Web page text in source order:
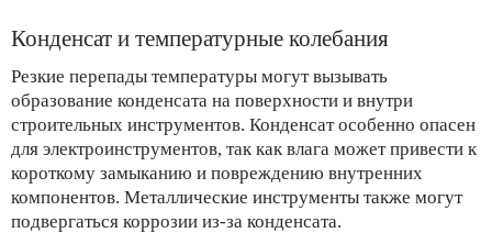
Конденсат и температурные колебания
Резкие перепады температуры могут вызывать
образование конденсата на поверхности и внутри
строительных инструментов. Конденсат особенно опасен
для электроинструментов, так как влага может привести к
короткому замыканию и повреждению внутренних
компонентов. Металлические инструменты также могут
подвергаться коррозии из-за конденсата.